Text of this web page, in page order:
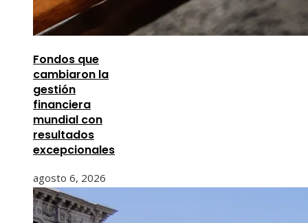
Fondos que
cambiaron la
gestión
financiera
mundial con
resultados
excepcionales
agosto 6, 2026